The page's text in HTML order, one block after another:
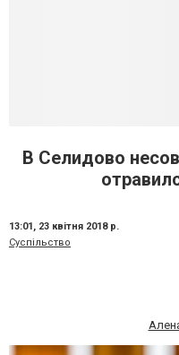
В Селидово
13:01, 23 квітня 2018 р.
Суспільство